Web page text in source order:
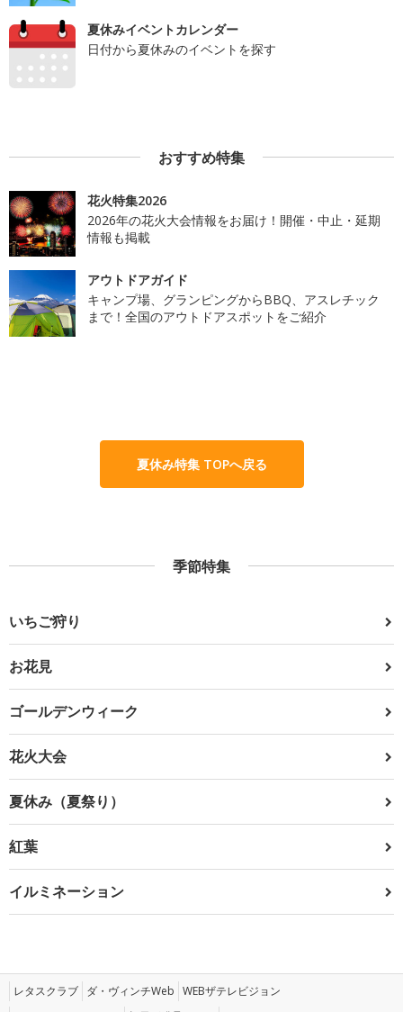
夏休みイベントカレンダー
日付から夏休みのイベントを探す
おすすめ特集
花火特集2026
2026年の花火大会情報をお届け！開催・中止・延期
情報も掲載
アウトドアガイド
キャンプ場、グランピングからBBQ、アスレチック
まで！全国のアウトドアスポットをご紹介
夏休み特集 TOPへ戻る
季節特集
いちご狩り
お花見
ゴールデンウィーク
花火大会
夏休み（夏祭り）
紅葉
イルミネーション
レタスクラブ ダ・ヴィンチWeb WEBザテレビジョン